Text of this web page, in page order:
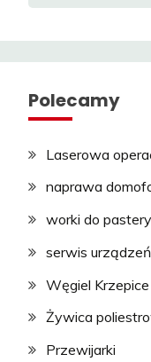
Polecamy
Laserowa
naprawa
worki do
serwis
Węgiel Krzepice
Żywica
Przewijarki